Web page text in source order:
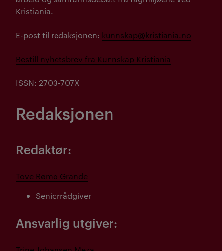
Kristiania.
E-post til redaksjonen: kunnskap@kristiania.no
Bestill nyhetsbrev fra Kunnskap Kristiania
ISSN: 2703-707X
Redaksjonen
Redaktør:
Tove Rømo Grande
Seniorrådgiver
Ansvarlig utgiver: